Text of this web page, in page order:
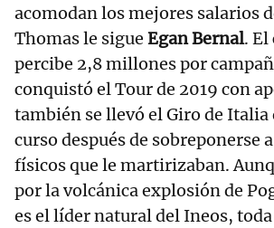
acomodan los mejores salarios
Thomas le sigue Egan Bernal. El
percibe 2,8 millones por
conquistó el Tour de 2019 con
también se llevó el Giro de Italia
curso después de sobreponerse
físicos que le martirizaban.
por la volcánica explosión de
es el líder natural del Ineos, toda